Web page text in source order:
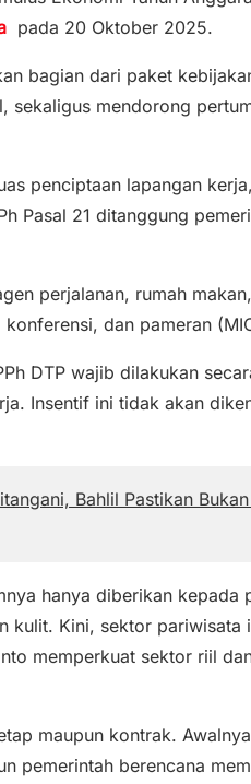
pada 20 Oktober 2025.
bagian dari paket
sekaligus mendorong
penciptaan lapangan
Pasal 21 ditanggung
perjalanan, rumah
dan pameran
DTP wajib dilakukan
Insentif ini tidak akan
Bahlil Pastikan
hanya diberikan kepada
kulit. Kini, sektor pariwisata
memperkuat sektor riil
maupun kontrak.
pemerintah berencana